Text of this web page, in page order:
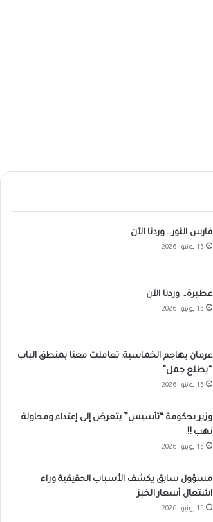
فارس النور… وردنا الآن
15 يونيو، 2026
عطبرة… وردنا الآن
15 يونيو، 2026
عرمان يهاجم الخماسية: تعاملت معنا بمنطق الباب
“يطلع جمل”
15 يونيو، 2026
وزير بحكومة “تأسيس” يتعرض إلى إعتداء ومحاولة
نهب !!
15 يونيو، 2026
مسؤول سابق يكشف الأسباب الحقيقية وراء
اشتعال أسعار الخبز
15 يونيو، 2026